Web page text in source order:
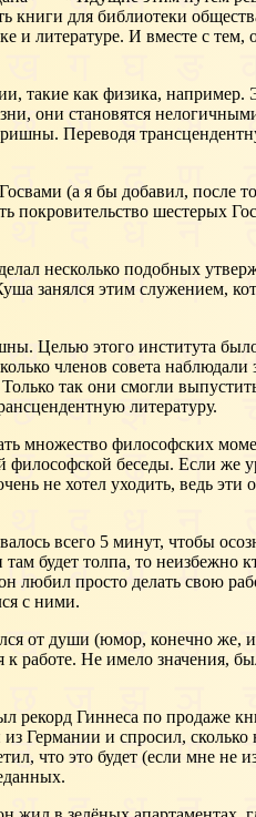
книги для библиотеки
литературе. И вместе с тем,
такие как физика, например.
они становятся
Переводя
(а я бы добавил, после
покровительство шестерых
несколько подобных
занялся этим служением,
Целью этого института
членов совета наблюдали
так они смогли
литературу.
множество философских
беседы. Если же
не хотел уходить, ведь
всего 5 минут, чтобы
будет толпа, то неизбежно
он любил просто делать свою
с ними.
от души (юмор, конечно же,
Не имело значения,
Гиннеса по продаже
Германии и спросил, сколько
что это будет (если мне не